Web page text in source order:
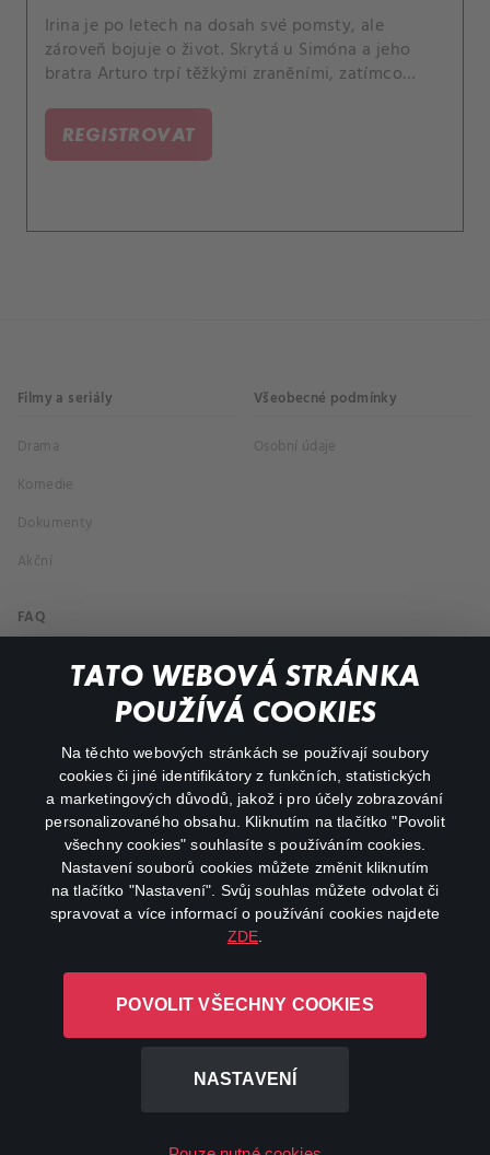
TATO WEBOVÁ STRÁNKA
POUŽÍVÁ COOKIES
Na těchto webových stránkách se používají soubory
cookies či jiné identifikátory z funkčních, statistických
a marketingových důvodů, jakož i pro účely zobrazování
personalizovaného obsahu. Kliknutím na tlačítko "Povolit
všechny cookies" souhlasíte s používáním cookies.
Nastavení souborů cookies můžete změnit kliknutím
na tlačítko "Nastavení". Svůj souhlas můžete odvolat či
spravovat a více informací o používání cookies najdete
ZDE
POVOLIT VŠECHNY COOKIES
NASTAVENÍ
Irina je po letech na dosah své pomsty, ale
zároveň bojuje o život. Skrytá u Simóna a jeho
bratra Arturo trpí těžkými zraněními, zatímco
REGISTROVAT
Filmy a seriály
Drama
Komedie
Dokumenty
Akční
Všeobecné podmínky
Osobní údaje
FAQ
Můj účet
Důležité odkazy
facebookinstagram
youtube
L-1246 Luxembourg R.C.S.